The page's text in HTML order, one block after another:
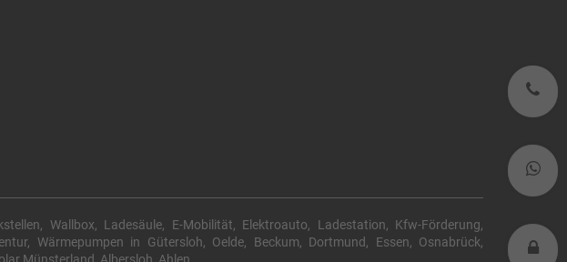
Wallbox, Ladesäule, E-Mobilität, Elektroauto, Ladestation, Kfw-Förderung,
Wärmepumpen in Gütersloh, Oelde, Beckum, Dortmund, Essen, Osnabrück,